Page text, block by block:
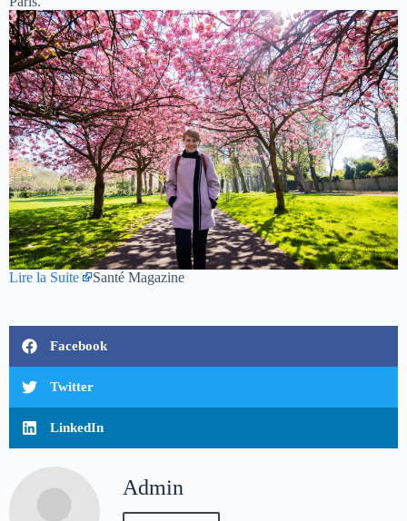
Lire la Suite Santé Magazine
Facebook
Twitter
LinkedIn
Admin